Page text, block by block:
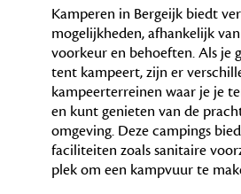
Kamperen in Bergeijk biedt
mogelijkheden, afhankelijk
voorkeur en behoeften. Als je
tent kampeert, zijn er
kampeerterreinen waar je je
en kunt genieten van de
omgeving. Deze campings
faciliteiten zoals sanitaire
plek om een kampvuur te